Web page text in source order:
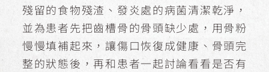
殘留的食物殘渣、發炎處的病菌清潔乾淨，
並為患者先把齒槽骨的骨頭缺少處，用骨粉
慢慢填補起來，讓傷口恢復成健康、骨頭完
整的狀態後，再和患者一起討論看看是否有